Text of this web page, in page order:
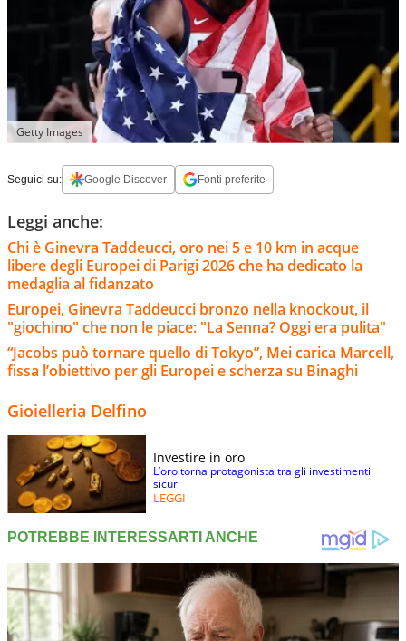
Getty Images
Seguici su: Google Discover Fonti preferite
Leggi anche:
Chi è Ginevra Taddeucci, oro nei 5 e 10 km in acque
libere degli Europei di Parigi 2026 che ha dedicato la
medaglia al fidanzato
Europei, Ginevra Taddeucci bronzo nella knockout, il
"giochino" che non le piace: "La Senna? Oggi era pulita"
“Jacobs può tornare quello di Tokyo”, Mei carica Marcell,
fissa l’obiettivo per gli Europei e scherza su Binaghi
Gioielleria Delfino
Investire in oro
L’oro torna protagonista tra gli investimenti
sicuri
LEGGI